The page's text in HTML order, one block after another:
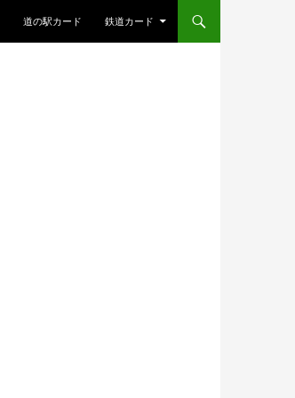
道の駅カード 鉄道カード